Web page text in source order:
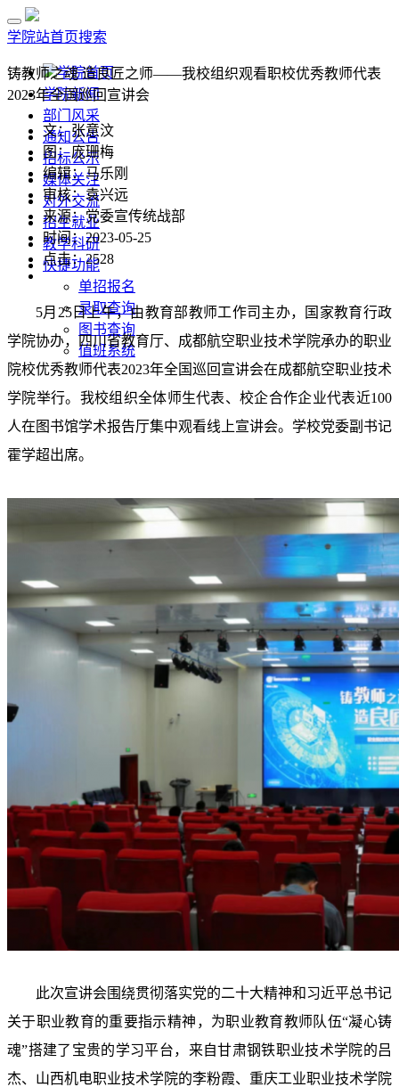
学院站首页搜索
学院首页
学院新闻
部门风采
通知公告
招标公示
媒体关注
对外交流
招生就业
教学科研
快捷功能
单招报名
录取查询
图书查询
值班系统
铸教师之魂 造良匠之师——我校组织观看职校优秀教师代表
2023年全国巡回宣讲会
文：张意汶
图：庞珊梅
编辑：马乐刚
审核：袁兴远
来源：党委宣传统战部
时间：2023-05-25
点击：2528
5月25日上午，由教育部教师工作司主办，国家教育行政
学院协办，四川省教育厅、成都航空职业技术学院承办的职业
院校优秀教师代表2023年全国巡回宣讲会在成都航空职业技术
学院举行。我校组织全体师生代表、校企合作企业代表近100
人在图书馆学术报告厅集中观看线上宣讲会。学校党委副书记
霍学超出席。
此次宣讲会围绕贯彻落实党的二十大精神和习近平总书记
关于职业教育的重要指示精神，为职业教育教师队伍“凝心铸
魂”搭建了宝贵的学习平台，来自甘肃钢铁职业技术学院的吕
杰、山西机电职业技术学院的李粉霞、重庆工业职业技术学院